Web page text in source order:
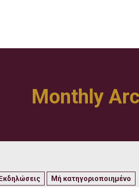
Monthly
Μή κατηγοριοποιημένο